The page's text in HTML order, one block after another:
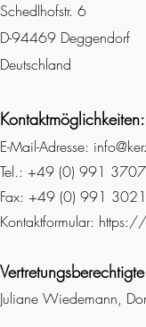
Schedlhofstr. 6
D-94469 Deggendorf
Deutschland
Kontaktmöglichkeiten:
E-Mail-Adresse:
Tel.: +49 (0) 991
Fax: +49 (0) 991
Kontaktformular:
Juliane Wiedemann,